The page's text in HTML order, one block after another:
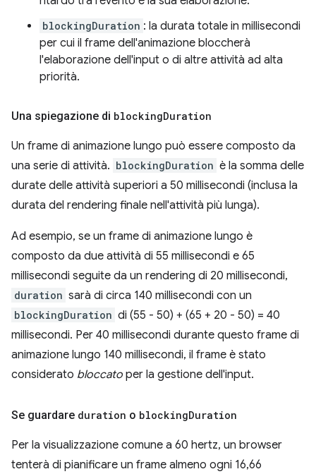
blockingDuration : la durata totale in millisecondi
per cui il frame dell'animazione bloccherà
l'elaborazione dell'input o di altre attività ad alta
priorità.
Una spiegazione di blockingDuration
Un frame di animazione lungo può essere composto da
una serie di attività. blockingDuration è la somma delle
durate delle attività superiori a 50 millisecondi (inclusa la
durata del rendering finale nell'attività più lunga).
Ad esempio, se un frame di animazione lungo è
composto da due attività di 55 millisecondi e 65
millisecondi seguite da un rendering di 20 millisecondi,
duration sarà di circa 140 millisecondi con un
blockingDuration di (55 - 50) + (65 + 20 - 50) = 40
millisecondi. Per 40 millisecondi durante questo frame di
animazione lungo 140 millisecondi, il frame è stato
considerato bloccato per la gestione dell'input.
Se guardare duration o blockingDuration
Per la visualizzazione comune a 60 hertz, un browser
tenterà di pianificare un frame almeno ogni 16,66